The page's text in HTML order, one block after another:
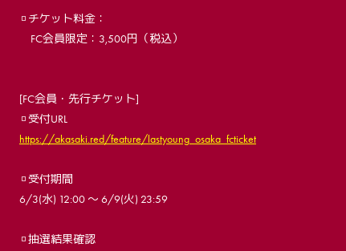
▫️チケット料金：
FC会員限定：3,500円（税込）
[FC会員・先行チケット]
▫️受付URL
https://akasaki.red/feature/lastyoung_osaka_fcticket
▫️受付期間
6/3(水) 12:00 〜 6/9(火) 23:59
▫️抽選結果確認